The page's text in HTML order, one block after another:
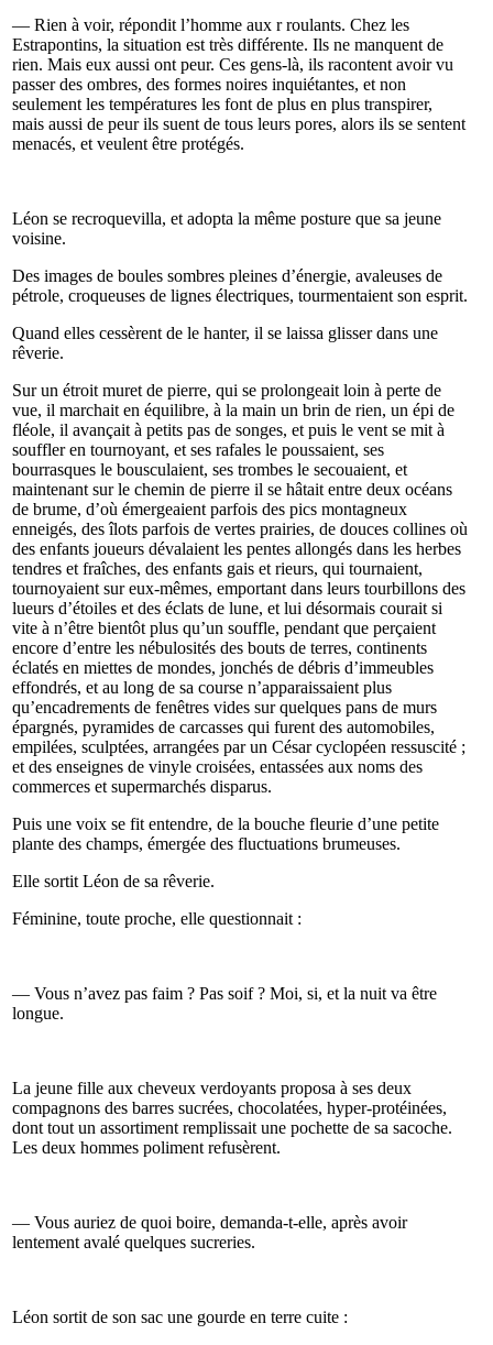
— Rien à voir, répondit l’homme aux r roulants. Chez les
Estrapontins, la situation est très différente. Ils ne manquent de
rien. Mais eux aussi ont peur. Ces gens-là, ils racontent avoir vu
passer des ombres, des formes noires inquiétantes, et non
seulement les températures les font de plus en plus transpirer,
mais aussi de peur ils suent de tous leurs pores, alors ils se sentent
menacés, et veulent être protégés.
Léon se recroquevilla, et adopta la même posture que sa jeune
voisine.
Des images de boules sombres pleines d’énergie, avaleuses de
pétrole, croqueuses de lignes électriques, tourmentaient son esprit.
Quand elles cessèrent de le hanter, il se laissa glisser dans une
rêverie.
Sur un étroit muret de pierre, qui se prolongeait loin à perte de
vue, il marchait en équilibre, à la main un brin de rien, un épi de
fléole, il avançait à petits pas de songes, et puis le vent se mit à
souffler en tournoyant, et ses rafales le poussaient, ses
bourrasques le bousculaient, ses trombes le secouaient, et
maintenant sur le chemin de pierre il se hâtait entre deux océans
de brume, d’où émergeaient parfois des pics montagneux
enneigés, des îlots parfois de vertes prairies, de douces collines où
des enfants joueurs dévalaient les pentes allongés dans les herbes
tendres et fraîches, des enfants gais et rieurs, qui tournaient,
tournoyaient sur eux-mêmes, emportant dans leurs tourbillons des
lueurs d’étoiles et des éclats de lune, et lui désormais courait si
vite à n’être bientôt plus qu’un souffle, pendant que perçaient
encore d’entre les nébulosités des bouts de terres, continents
éclatés en miettes de mondes, jonchés de débris d’immeubles
effondrés, et au long de sa course n’apparaissaient plus
qu’encadrements de fenêtres vides sur quelques pans de murs
épargnés, pyramides de carcasses qui furent des automobiles,
empilées, sculptées, arrangées par un César cyclopéen ressuscité ;
et des enseignes de vinyle croisées, entassées aux noms des
commerces et supermarchés disparus.
Puis une voix se fit entendre, de la bouche fleurie d’une petite
plante des champs, émergée des fluctuations brumeuses.
Elle sortit Léon de sa rêverie.
Féminine, toute proche, elle questionnait :
— Vous n’avez pas faim ? Pas soif ? Moi, si, et la nuit va être
longue.
La jeune fille aux cheveux verdoyants proposa à ses deux
compagnons des barres sucrées, chocolatées, hyper-protéinées,
dont tout un assortiment remplissait une pochette de sa sacoche.
Les deux hommes poliment refusèrent.
— Vous auriez de quoi boire, demanda-t-elle, après avoir
lentement avalé quelques sucreries.
Léon sortit de son sac une gourde en terre cuite :